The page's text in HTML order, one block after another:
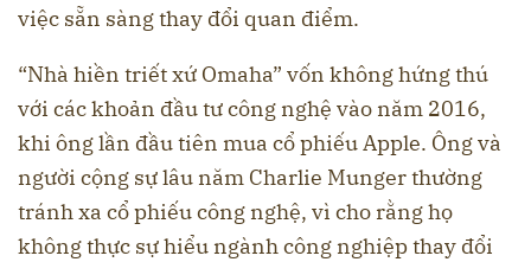
việc sẵn sàng thay đổi quan điểm.
“Nhà hiền triết xứ Omaha” vốn không hứng thú
với các khoản đầu tư công nghệ vào năm 2016,
khi ông lần đầu tiên mua cổ phiếu Apple. Ông và
người cộng sự lâu năm Charlie Munger thường
tránh xa cổ phiếu công nghệ, vì cho rằng họ
không thực sự hiểu ngành công nghiệp thay đổi